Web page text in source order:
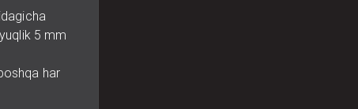
5 mm
har